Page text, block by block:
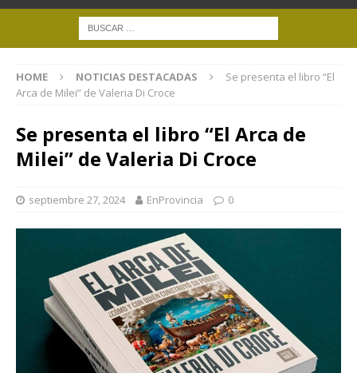
HOME NOTICIAS DESTACADAS
Se presenta el libro “El
Arca de Milei” de Valeria Di Croce
Se presenta el libro “El Arca de
Milei” de Valeria Di Croce
septiembre 27, 2024 EnProvincia 0